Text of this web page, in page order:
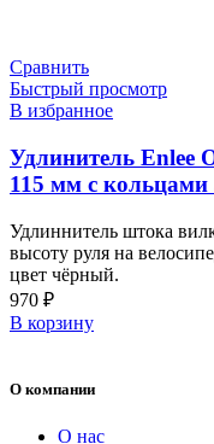
Сравнить
Быстрый просмотр
В избранное
Удлинитель Enlee
115 мм с
Удлиннитель штока
высоту руля на
цвет чёрный.
970 ₽
В корзину
О компании
О нас